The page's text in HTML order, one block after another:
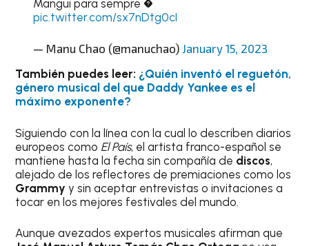
Mangui para sempre �
pic.twitter.com/sx7nDtg0cI
— Manu Chao (@manuchao) January 15, 2023
También puedes leer: ¿Quién inventó el reguetón,
género musical del que Daddy Yankee es el
máximo exponente?
Siguiendo con la línea con la cual lo describen diarios
europeos como El País, el artista franco-español se
mantiene hasta la fecha sin compañía de discos,
alejado de los reflectores de premiaciones como los
Grammyy sin aceptar entrevistas o invitaciones a
tocar en los mejores festivales del mundo.
Aunque avezados expertos musicales afirman que